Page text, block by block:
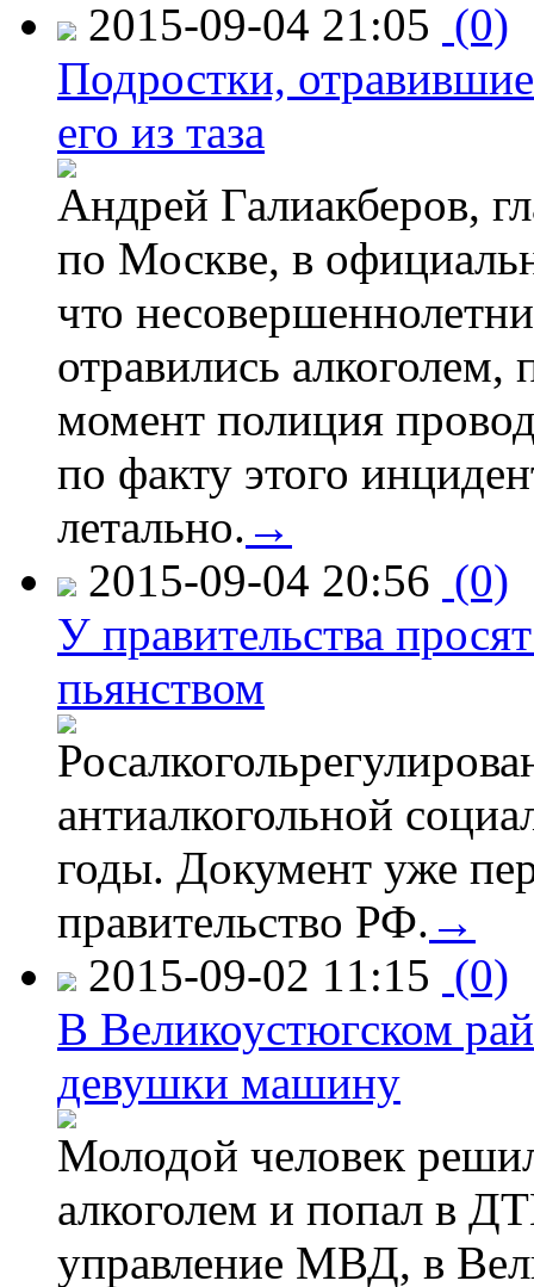
2015-09-04 21:05 (0)
Подростки,
его из таза
Андрей Галиакберов,
по Москве, в
что
отравились
момент полиция
по факту этого
летально. →
2015-09-04 20:56 (0)
У правительства
пьянством
антиалкогольной
годы. Документ уже
правительство РФ. →
2015-09-02 11:15 (0)
В Великоустюгском
девушки машину
Молодой человек
алкоголем и попал в
управление МВД, в